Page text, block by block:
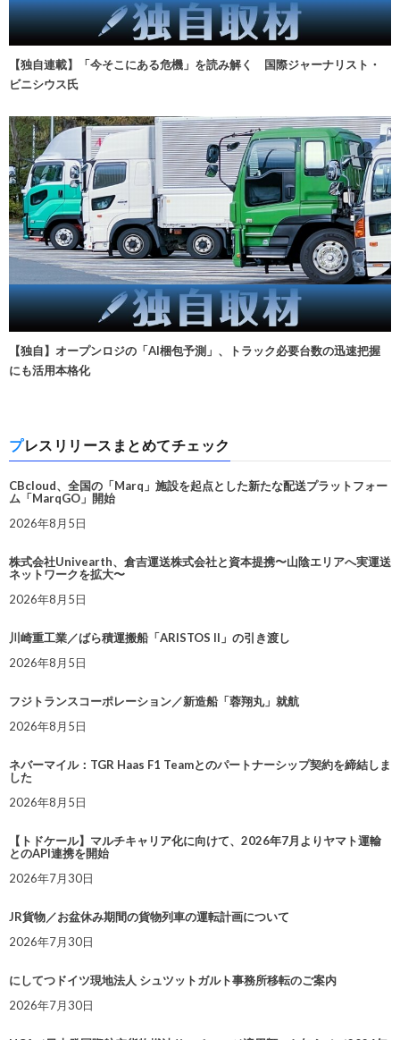
【独自連載】「今そこにある危機」を読み解く 国際ジャーナリスト・
ビニシウス氏
【独自】オープンロジの「AI梱包予測」、トラック必要台数の迅速把握
にも活用本格化
プレスリリースまとめてチェック
CBcloud、全国の「Marq」施設を起点とした新たな配送プラットフォー
ム「MarqGO」開始
2026年8月5日
株式会社Univearth、倉吉運送株式会社と資本提携〜山陰エリアへ実運送
ネットワークを拡大〜
2026年8月5日
川崎重工業／ばら積運搬船「ARISTOS II」の引き渡し
2026年8月5日
フジトランスコーポレーション／新造船「蓉翔丸」就航
2026年8月5日
ネバーマイル：TGR Haas F1 Teamとのパートナーシップ契約を締結しま
した
2026年8月5日
【トドケール】マルチキャリア化に向けて、2026年7月よりヤマト運輸
とのAPI連携を開始
2026年7月30日
JR貨物／お盆休み期間の貨物列車の運転計画について
2026年7月30日
にしてつドイツ現地法人 シュツットガルト事務所移転のご案内
2026年7月30日